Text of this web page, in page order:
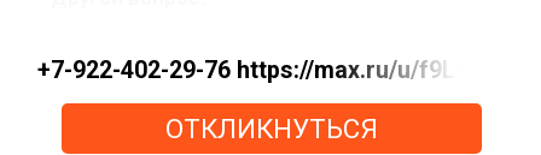
+7-922-402-29-76 https://max.ru/u/
ОТКЛИКНУТЬСЯ